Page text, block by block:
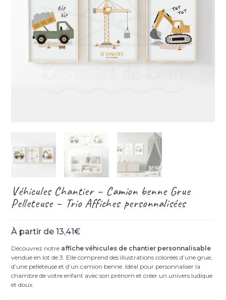
Véhicules Chantier – Camion benne Grue
Pelleteuse – Trio Affiches personnalisées
À partir de13,41€
Découvrez notre affiche véhicules de chantier personnalisable
vendue en lot de 3. Elle comprend des illustrations colorées d’une grue,
d’une pelleteuse et d’un camion benne. Idéal pour personnaliser la
chambre de votre enfant avec son prénom et créer un univers ludique
et doux.